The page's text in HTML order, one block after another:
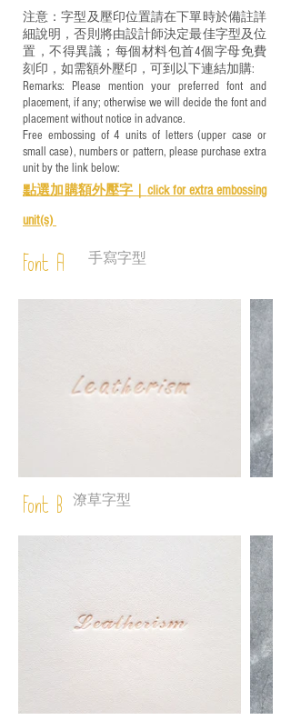
注意：字型及壓印位置請在下單時於備註詳
細說明，否則將由設計師決定最佳字型及位
置，不得異議；每個材料包首4個字母免費
刻印，如需額外壓印，可到以下連結加購:
Remarks: Please mention your preferred font and
placement, if any; otherwise we will decide the font and
placement without notice in advance.
Free embossing of 4 units of letters (upper case or
small case), numbers or pattern, please purchase extra
unit by the link below:
點選加購額外壓字｜ click for extra embossing
unit(s)
Font A 手寫字型
Font B 潦草字型